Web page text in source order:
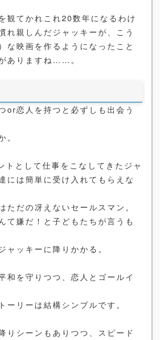
観てかれこれ20数年になるわけ
れ親しんだジャッキーが、こう
な映画を作るようになったこと
ありますね……。
or恋人を持つと必ずしも出会う
。
として仕事をこなしてきたジャ
には簡単に受け入れてもらえな
ただの冴えないセールスマン。
て嫌だ！と子どもたちが言うも
ャッキーに降りかかる。
和を守りつつ、恋人とゴールイ
ーリーは結構シンプルです。
りシーンもありつつ、スピード